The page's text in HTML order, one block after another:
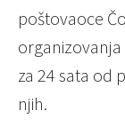
poštovaoce
za 24 sata od
njih.